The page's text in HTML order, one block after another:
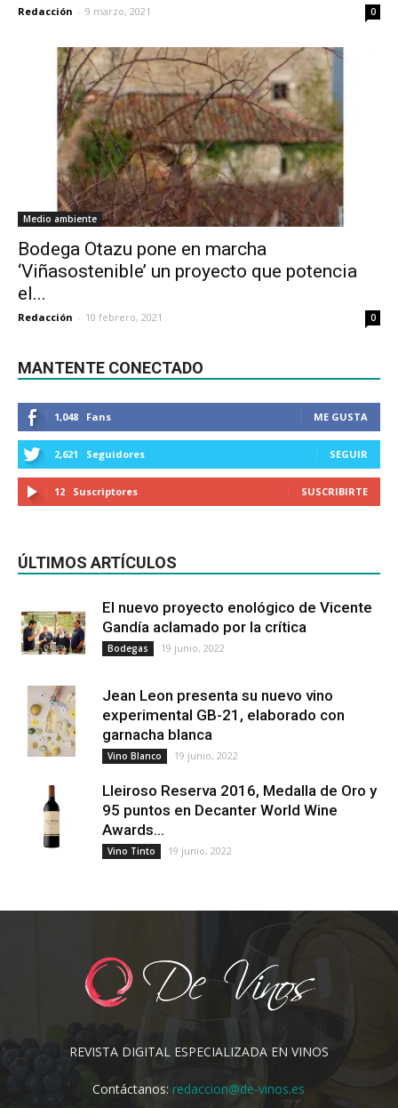
Redacción - 9 marzo, 2021 0
Medio ambiente
Bodega Otazu pone en marcha
‘Viñasostenible’ un proyecto que potencia
el...
Redacción - 10 febrero, 2021 0
MANTENTE CONECTADO
1,048 Fans ME GUSTA
2,621 Seguidores SEGUIR
12 Suscriptores SUSCRIBIRTE
ÚLTIMOS ARTÍCULOS
El nuevo proyecto enológico de Vicente
Gandía aclamado por la crítica
Bodegas 19 junio, 2022
Jean Leon presenta su nuevo vino
experimental GB-21, elaborado con
garnacha blanca
Vino Blanco 19 junio, 2022
Lleiroso Reserva 2016, Medalla de Oro y
95 puntos en Decanter World Wine
Awards...
Vino Tinto 19 junio, 2022
REVISTA DIGITAL ESPECIALIZADA EN VINOS
Contáctanos:redaccion@de-vinos.es